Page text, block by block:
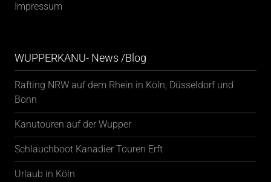
Impressum
WUPPERKANU- News /Blog
Rafting NRW auf dem Rhein in Köln, Düsseldorf und
Bonn
Kanutouren auf der Wupper
Schlauchboot Kanadier Touren Erft
Urlaub in Köln